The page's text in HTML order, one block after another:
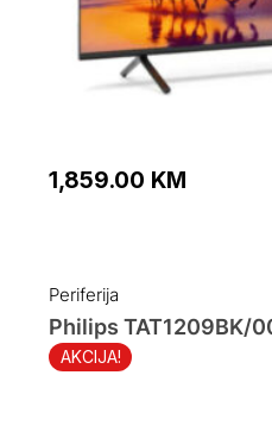
1,859.00 KM
Periferija
AKCIJA!
Philips TAT1209BK/